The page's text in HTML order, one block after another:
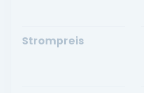
Strompreis